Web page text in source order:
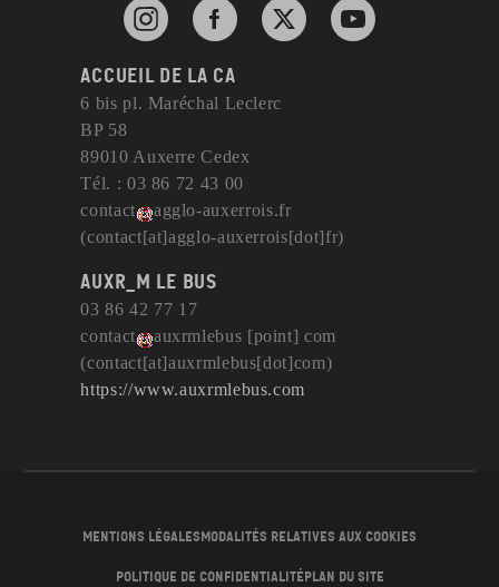
Instagram de l'agglomération d'Auxerre
Facebook de l'agglomération d'Auxerre
X de l'agglomération
YouTube de
Accueil de la CA
6 bis pl. Maréchal Leclerc
BP 58
89010 Auxerre Cedex
Tél. : 03 86 72 43 00
contact
agglo-auxerrois.fr
(contact[at]agglo-auxerrois[dot]fr)
AuxR_M le bus
03 86 42 77 17
contact
auxrmlebus [point]com
(contact[at]auxrmlebus[dot]com)
https://www.auxrmlebus.com
Mentions légales Modalités relatives aux cookies
Politique de confidentialité Plan du site